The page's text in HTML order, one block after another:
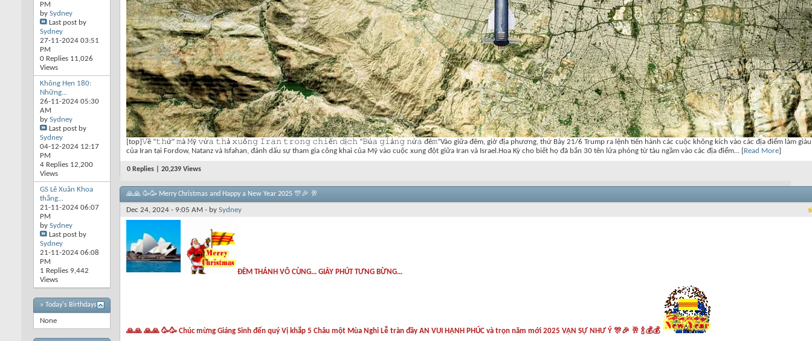
PM
by Sydney
Last post by
Sydney
27-11-2024 03:51
PM
0 Replies 11,026
Views
Không Hẹn 180:
Những...
26-11-2024 05:30
AM
by Sydney
Last post by
Sydney
04-12-2024 12:17
PM
4 Replies 12,200
Views
GS Lê Xuân Khoa
thắng...
21-11-2024 06:07
PM
by Sydney
Last post by
Sydney
21-11-2024 06:08
PM
1 Replies 9,442
Views
» Today's Birthdays
None
[top]𝚅ề “𝚝𝚑ứ” 𝚖à 𝙼ỹ 𝚟ừ𝚊 𝚝𝚑ả 𝚡𝚞ố𝚗𝚐 𝙸𝚛𝚊𝚗 𝚝𝚛𝚘𝚗𝚐 𝚌𝚑𝚒ế𝚗 𝚍ị𝚌𝚑 “𝙱ú𝚊 𝚐𝚒á𝚗𝚐 𝚗ử𝚊 đê𝚖”Vào giữa đêm, giờ địa phương, thứ Bảy 21/6 Trump ra lệnh tiến hành các cuộc không kích vào các địa điểm làm giàu
của Iran tại Fordow, Natanz và Isfahan, đánh dấu sự tham gia công khai của Mỹ vào cuộc xung đột giữa Iran và Israel.Hoa Kỳ cho biết họ đã bắn 30 tên lửa phóng từ tàu ngầm vào các địa điểm... [Read More]
0 Replies | 20,239 Views
🙏🙏 🥳🥳 Merry Christmas and Happy a New Year 2025 🎊🎉 🥂
Dec 24, 2024 - 9:05 AM - by Sydney
ĐÊM THÁNH VÔ CÙNG... GIÂY PHÚT TƯNG BỪNG...
🙏🙏 🙏🙏 🥳🥳 Chúc mừng Giáng Sinh đến quý Vị khắp 5 Châu một Mùa Nghỉ Lễ tràn đầy AN VUI HẠNH PHÚC và trọn năm mới 2025 VẠN SỰ NHƯ Ý 🎊🎉 🥂 🍾💰💰